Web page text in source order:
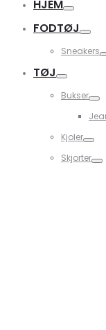
HJEM
FODTØJ
Sneakers
TØJ
Bukser
Kjoler
Skjorter